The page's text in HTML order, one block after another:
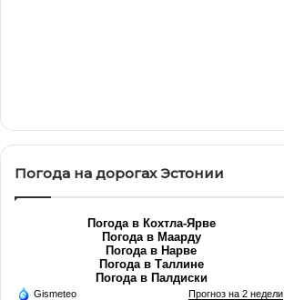
Погода на дорогах Эстонии
Погода в Кохтла-Ярве
Погода в Маарду
Погода в Нарве
Погода в Таллине
Погода в Палдиски
Gismeteo Прогноз на 2 недели